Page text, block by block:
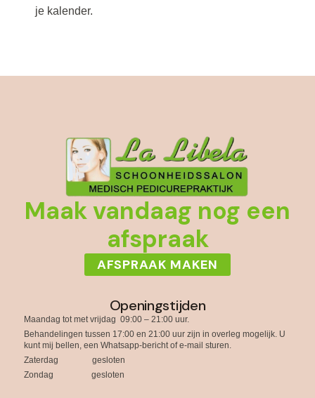
je kalender.
Maak vandaag nog een
afspraak
AFSPRAAK MAKEN
Openingstijden
Maandag tot met vrijdag 09:00 – 21:00 uur.
Behandelingen tussen 17:00 en 21:00 uur zijn in overleg mogelijk. U
kunt mij bellen, een Whatsapp-bericht of e-mail sturen.
Zaterdag gesloten
Zondag gesloten